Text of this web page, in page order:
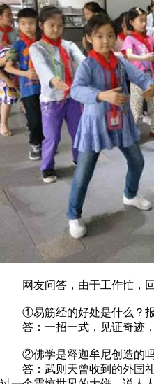
网友问答，由于工作忙，回
①易筋经的好处是什么？报
答：一招一式，见证奇迹，
②佛学是释迦牟尼创造的吗
答：武则天曾收到的外国礼